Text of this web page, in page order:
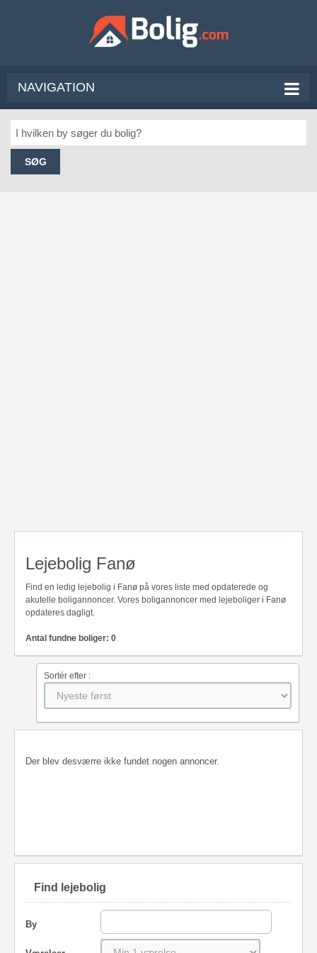
NAVIGATION
SØG
Lejebolig Fanø
Find en ledig lejebolig i Fanø på vores liste med opdaterede og
akutelle boligannoncer. Vores boligannoncer med lejeboliger i Fanø
opdateres dagligt.
Antal fundne boliger: 0
Sortér efter :
Der blev desværre ikke fundet nogen annoncer.
Find lejebolig
By